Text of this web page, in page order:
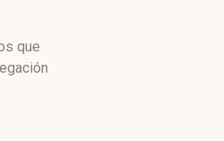
que